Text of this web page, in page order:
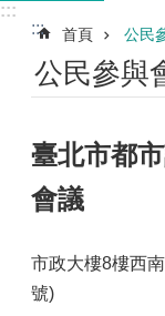
:::
:::
首頁 公民
公民參與
臺北市都
會議
市政大樓8樓西
號)